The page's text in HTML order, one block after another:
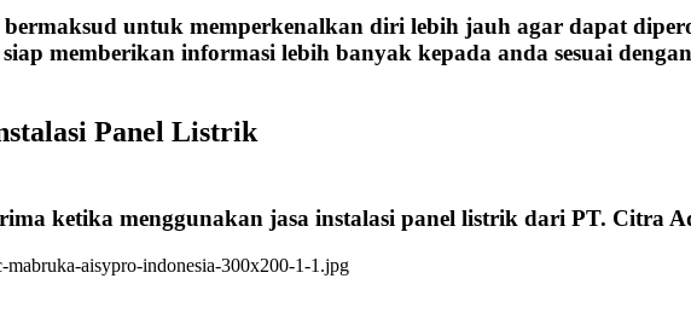
untuk memperkenalkan diri lebih jauh agar dapat
memberikan informasi lebih banyak kepada anda sesuai
Panel Listrik
ketika menggunakan jasa instalasi panel listrik dari PT. Citra